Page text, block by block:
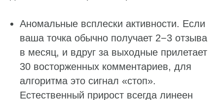
Аномальные всплески активности. Если
ваша точка обычно получает 2−3 отзыва
в месяц, и вдруг за выходные прилетает
30 восторженных комментариев, для
алгоритма это сигнал «стоп».
Естественный прирост всегда линеен